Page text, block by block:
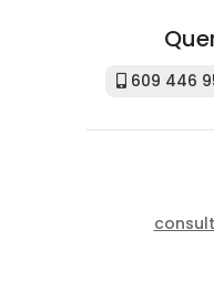
609 446